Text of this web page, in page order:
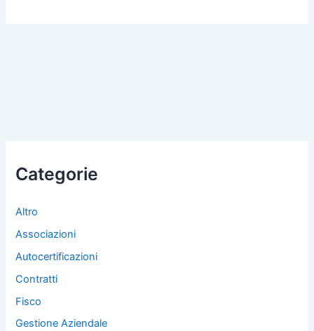
Categorie
Altro
Associazioni
Autocertificazioni
Contratti
Fisco
Gestione Aziendale